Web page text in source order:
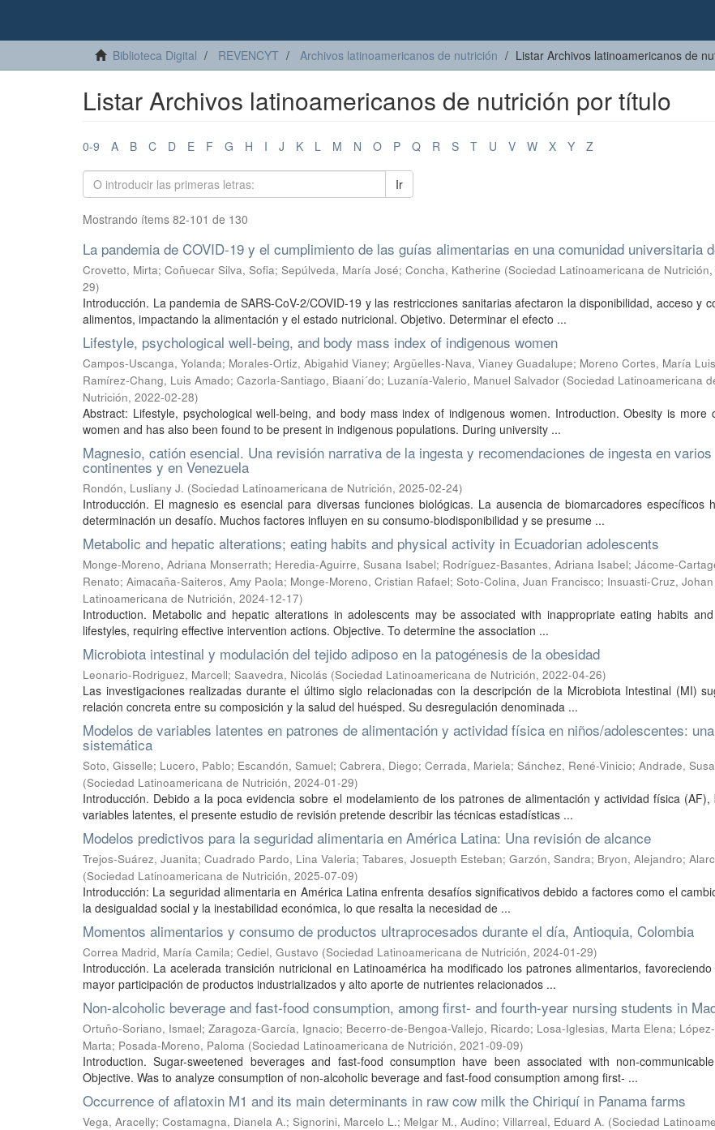
Biblioteca Digital REVENCYT Archivos latinoamericanos de nutrición Listar Archivos latinoamericanos de
Listar Archivos latinoamericanos de nutrición por título
0-9 A B C D E F G H I J K L M N O P Q R S T U V W X Y Z
Ir
Mostrando ítems 82-101 de 130
La pandemia de COVID-19 y el cumplimiento de las guías alimentarias en una comunidad universitaria
Crovetto, Mirta; Coñuecar Silva, Sofia; Sepúlveda, María José; Concha, Katherine (Sociedad Latinoamericana de Nutrición,
29)
Introducción. La pandemia de SARS-CoV-2/COVID-19 y las restricciones sanitarias afectaron la disponibilidad, acceso y
alimentos, impactando la alimentación y el estado nutricional. Objetivo. Determinar el efecto ...
Lifestyle, psychological well-being, and body mass index of indigenous women
Campos-Uscanga, Yolanda; Morales-Ortiz, Abigahid Vianey; Argüelles-Nava, Vianey Guadalupe; Moreno Cortes, María
Ramírez-Chang, Luis Amado; Cazorla-Santiago, Biaani´do; Luzanía-Valerio, Manuel Salvador (Sociedad Latinoamericana
Nutrición, 2022-02-28)
Abstract: Lifestyle, psychological well-being, and body mass index of indigenous women. Introduction. Obesity is more
women and has also been found to be present in indigenous populations. During university ...
Magnesio, catión esencial. Una revisión narrativa de la ingesta y recomendaciones de ingesta en varios
continentes y en Venezuela
Rondón, Lusliany J. (Sociedad Latinoamericana de Nutrición, 2025-02-24)
Introducción. El magnesio es esencial para diversas funciones biológicas. La ausencia de biomarcadores específicos
determinación un desafío. Muchos factores influyen en su consumo-biodisponibilidad y se presume ...
Metabolic and hepatic alterations; eating habits and physical activity in Ecuadorian adolescents
Monge-Moreno, Adriana Monserrath; Heredia-Aguirre, Susana Isabel; Rodríguez-Basantes, Adriana Isabel; Jácome-
Renato; Aimacaña-Saiteros, Amy Paola; Monge-Moreno, Cristian Rafael; Soto-Colina, Juan Francisco; Insuasti-Cruz, Johan
Latinoamericana de Nutrición, 2024-12-17)
Introduction. Metabolic and hepatic alterations in adolescents may be associated with inappropriate eating habits
lifestyles, requiring effective intervention actions. Objective. To determine the association ...
Microbiota intestinal y modulación del tejido adiposo en la patogénesis de la obesidad
Leonario-Rodriguez, Marcell; Saavedra, Nicolás (Sociedad Latinoamericana de Nutrición, 2022-04-26)
Las investigaciones realizadas durante el último siglo relacionadas con la descripción de la Microbiota Intestinal (MI)
relación concreta entre su composición y la salud del huésped. Su desregulación denominada ...
Modelos de variables latentes en patrones de alimentación y actividad física en niños/adolescentes:
sistemática
Soto, Gisselle; Lucero, Pablo; Escandón, Samuel; Cabrera, Diego; Cerrada, Mariela; Sánchez, René-Vinicio; Andrade,
(Sociedad Latinoamericana de Nutrición, 2024-01-29)
Introducción. Debido a la poca evidencia sobre el modelamiento de los patrones de alimentación y actividad física (AF),
variables latentes, el presente estudio de revisión pretende describir las técnicas estadísticas ...
Modelos predictivos para la seguridad alimentaria en América Latina: Una revisión de alcance
Trejos-Suárez, Juanita; Cuadrado Pardo, Lina Valeria; Tabares, Josuepth Esteban; Garzón, Sandra; Bryon, Alejandro;
(Sociedad Latinoamericana de Nutrición, 2025-07-09)
Introducción: La seguridad alimentaria en América Latina enfrenta desafíos significativos debido a factores como el
la desigualdad social y la inestabilidad económica, lo que resalta la necesidad de ...
Momentos alimentarios y consumo de productos ultraprocesados durante el día, Antioquia, Colombia
Correa Madrid, María Camila; Cediel, Gustavo (Sociedad Latinoamericana de Nutrición, 2024-01-29)
Introducción. La acelerada transición nutricional en Latinoamérica ha modificado los patrones alimentarios,
mayor participación de productos industrializados y alto aporte de nutrientes relacionados ...
Non-alcoholic beverage and fast-food consumption, among first- and fourth-year nursing students in
Ortuño-Soriano, Ismael; Zaragoza-García, Ignacio; Becerro-de-Bengoa-Vallejo, Ricardo; Losa-Iglesias, Marta Elena;
Marta; Posada-Moreno, Paloma (Sociedad Latinoamericana de Nutrición, 2021-09-09)
Introduction. Sugar-sweetened beverages and fast-food consumption have been associated with non-
Objective. Was to analyze consumption of non-alcoholic beverage and fast-food consumption among first- ...
Occurrence of aflatoxin M1 and its main determinants in raw cow milk the Chiriquí in Panama farms
Vega, Aracelly; Costamagna, Dianela A.; Signorini, Marcelo L.; Melgar M., Audino; Villarreal, Eduard A. (Sociedad